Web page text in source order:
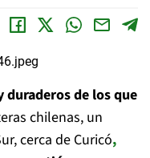
duraderos de los que
chilenas, un
cerca de Curicó,